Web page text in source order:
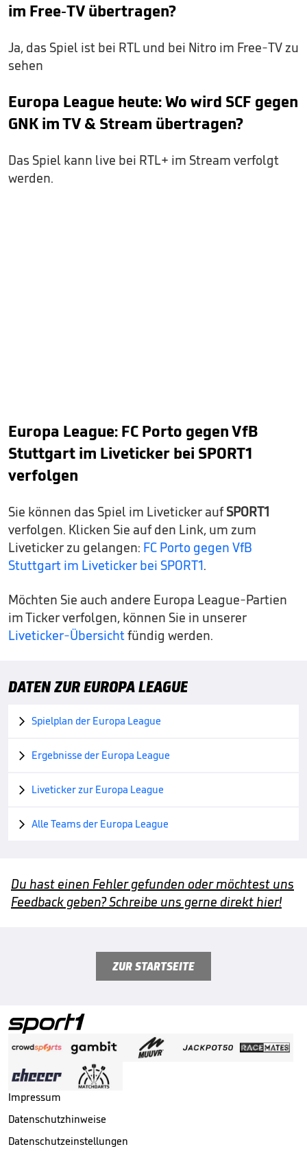
im Free-TV übertragen?
Ja, das Spiel ist bei RTL und bei Nitro im Free-TV zu
sehen
Europa League heute: Wo wird SCF gegen
GNK im TV & Stream übertragen?
Das Spiel kann live bei RTL+ im Stream verfolgt
werden.
Europa League: FC Porto gegen VfB
Stuttgart im Liveticker bei SPORT1
verfolgen
Sie können das Spiel im Liveticker aufSPORT1
verfolgen. Klicken Sie auf den Link, um zum
Liveticker zu gelangen: FC Porto gegen VfB
Stuttgart im Liveticker bei SPORT1.
Möchten Sie auch andere Europa League-Partien
im Ticker verfolgen, können Sie in unserer
Liveticker-Übersichtfündig werden.
DATEN ZUR EUROPA LEAGUE
 Spielplan der Europa League
 Ergebnisse der Europa League
 Liveticker zur Europa League
 Alle Teams der Europa League
Du hast einen Fehler gefunden oder möchtest uns
Feedback geben? Schreibe uns gerne direkt hier!
ZUR STARTSEITE
Impressum
Datenschutzhinweise
Datenschutzeinstellungen